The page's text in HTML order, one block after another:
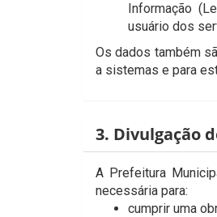
Informação
usuário dos
Os dados também
a sistemas e para
3. Divulgação
A Prefeitura
necessária para:
cumprir uma